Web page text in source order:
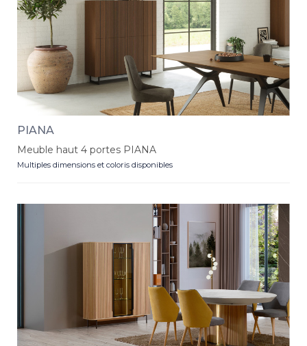
PIANA
Meuble haut 4 portes PIANA
Multiples dimensions et coloris disponibles